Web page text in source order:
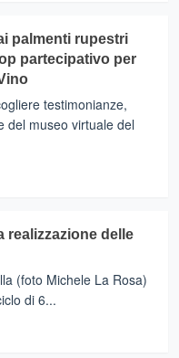
palmenti rupestri
partecipativo per
testimonianze,
del museo virtuale del
realizzazione delle
(foto Michele La Rosa)
di 6...